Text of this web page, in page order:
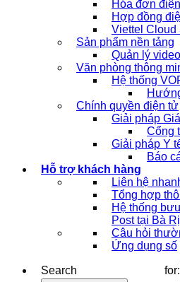
Hóa đơn
Hợp đồng
Viettel Cloud
Sản phẩm nền tảng
Quản lý
Văn phòng thông
Hệ thống
Chính quyền điện tử
Giải pháp
Cổng
Giải pháp Y
Báo
Hỗ trợ khách hàng
Liên hệ
Tổng hợp
Hệ thống
Post tại Bà
Câu hỏi
Ứng dụng số
Search for: